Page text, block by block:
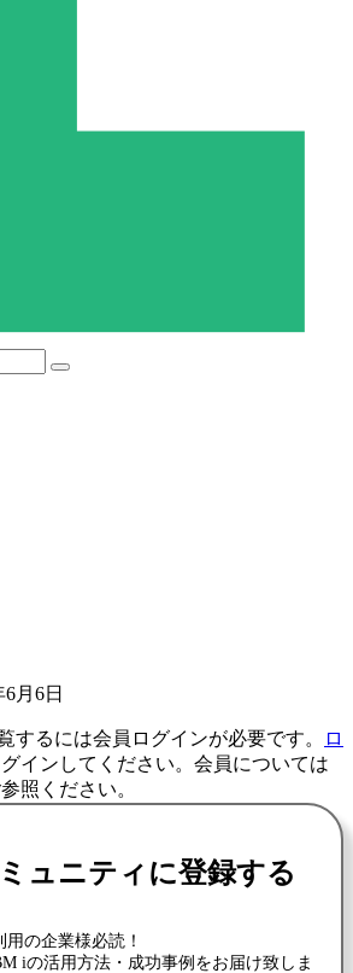
6月6日
するには会員ログインが必要です。
ロ
インしてください。会員については
照ください。
ュニティに登録する
の企業様必読！
iの活用方法・成功事例をお届け致しま